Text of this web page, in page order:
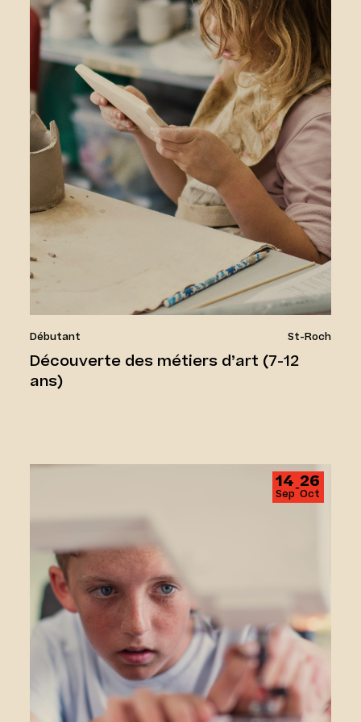
Débutant St-Roch
Découverte des métiers d’art (7-12
ans)
14
Sep‑26
Oct
Couture pour ados